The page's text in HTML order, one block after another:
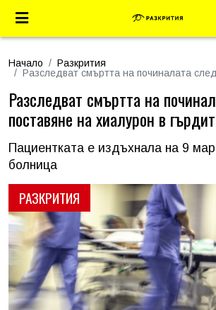
Начало
Разкрития
Разследват смъртта на починалата
РАЗКРИТИЯ
Разследват смъртта на
поставяне на хиалурон в
Пациентката е издъхнала на 9
болница